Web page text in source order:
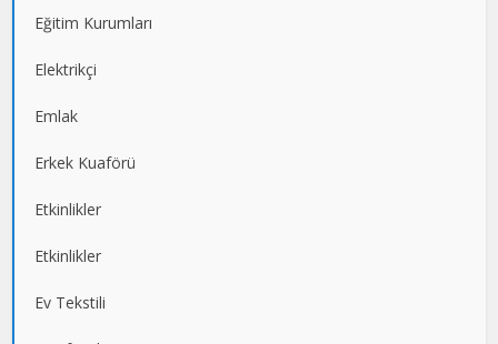
Eğitim Kurumları
Elektrikçi
Emlak
Erkek Kuaförü
Etkinlikler
Etkinlikler
Ev Tekstili